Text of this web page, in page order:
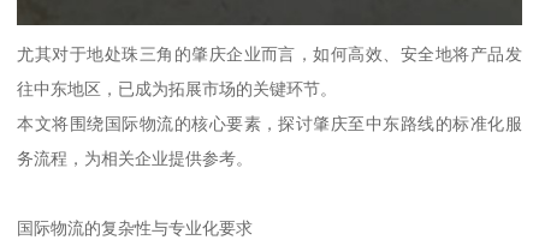
尤其对于地处珠三角的肇庆企业而言，如何高效、安全地将产品发
往中东地区，已成为拓展市场的关键环节。
本文将围绕国际物流的核心要素，探讨肇庆至中东路线的标准化服
务流程，为相关企业提供参考。
国际物流的复杂性与专业化要求